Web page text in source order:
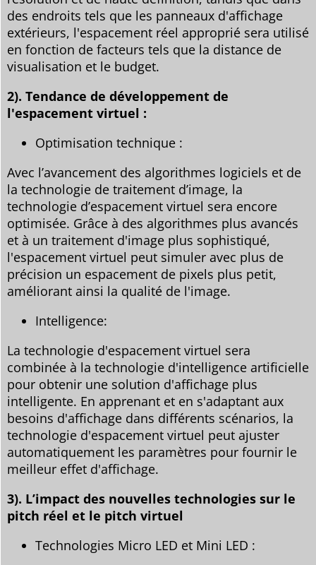
des endroits tels que les panneaux d'affichage
extérieurs, l'espacement réel approprié sera utilisé
en fonction de facteurs tels que la distance de
visualisation et le budget.
2). Tendance de développement de
l'espacement virtuel :
Optimisation technique :
Avec l’avancement des algorithmes logiciels et de
la technologie de traitement d’image, la
technologie d’espacement virtuel sera encore
optimisée. Grâce à des algorithmes plus avancés
et à un traitement d'image plus sophistiqué,
l'espacement virtuel peut simuler avec plus de
précision un espacement de pixels plus petit,
améliorant ainsi la qualité de l'image.
Intelligence:
La technologie d'espacement virtuel sera
combinée à la technologie d'intelligence artificielle
pour obtenir une solution d'affichage plus
intelligente. En apprenant et en s'adaptant aux
besoins d'affichage dans différents scénarios, la
technologie d'espacement virtuel peut ajuster
automatiquement les paramètres pour fournir le
meilleur effet d'affichage.
3). L’impact des nouvelles technologies sur le
pitch réel et le pitch virtuel
Technologies Micro LED et Mini LED :